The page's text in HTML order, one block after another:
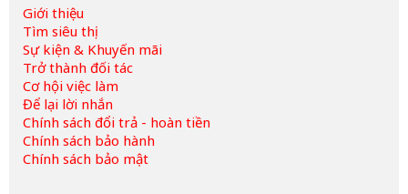
Giới thiệu
Tìm siêu thị
Sự kiện & Khuyến mãi
Trở thành đối tác
Cơ hội việc làm
Để lại lời nhắn
Chính sách đổi trả - hoàn tiền
Chính sách bảo hành
Chính sách bảo mật